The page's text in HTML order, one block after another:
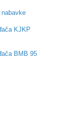
KJKP
BMB 95